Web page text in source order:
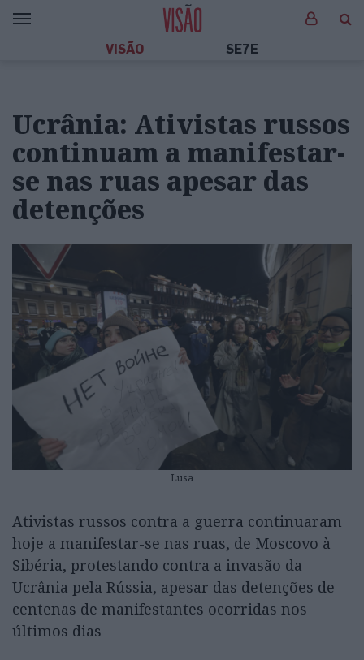
VISÃO SE7E
Ucrânia: Ativistas russos
continuam a manifestar-
se nas ruas apesar das
detenções
Lusa
Ativistas russos contra a guerra continuaram
hoje a manifestar-se nas ruas, de Moscovo à
Sibéria, protestando contra a invasão da
Ucrânia pela Rússia, apesar das detenções de
centenas de manifestantes ocorridas nos
últimos dias